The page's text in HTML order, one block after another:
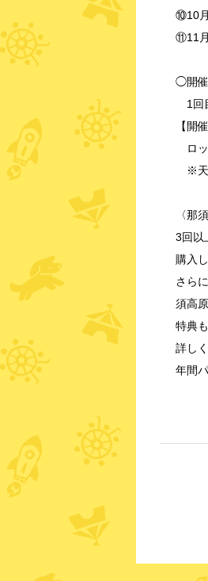
⑩10月
⑪11月
◯開
1回
【開
ロッ
※天
〈那
3回以
購入
さら
須高
特典
詳し
年間